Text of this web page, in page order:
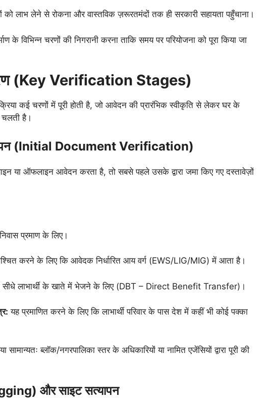
को लाभ लेने से रोकना और वास्तविक ज़रूरतमंदों तक ही सरकारी सहायता पहुँचाना।
के विभिन्न चरणों की निगरानी करना ताकि समय पर परियोजना को पूरा किया जा
(Key Verification Stages)
कई चरणों में पूरी होती है, जो आवेदन की प्रारंभिक स्वीकृति से लेकर घर के
चलती है।
(Initial Document Verification)
या ऑफलाइन आवेदन करता है, तो सबसे पहले उसके द्वारा जमा किए गए दस्तावेज़ों
प्रमाण के लिए।
करने के लिए कि आवेदक निर्धारित आय वर्ग (EWS/LIG/MIG) में आता है।
सीधे लाभार्थी के खाते में भेजने के लिए (DBT – Direct Benefit Transfer)।
यह प्रमाणित करने के लिए कि लाभार्थी परिवार के पास देश में कहीं भी कोई पक्का
सामान्यतः ब्लॉक/नगरपालिका स्तर के अधिकारियों या नामित एजेंसियों द्वारा पूरी की
और साइट सत्यापन